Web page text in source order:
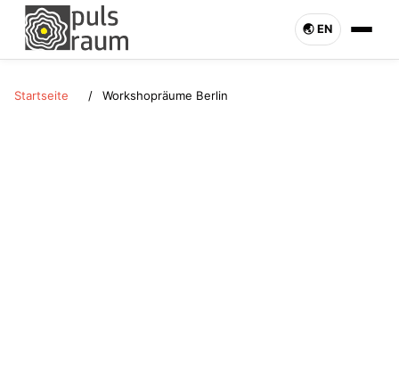
🌏︎ EN
Startseite Workshopräume Berlin